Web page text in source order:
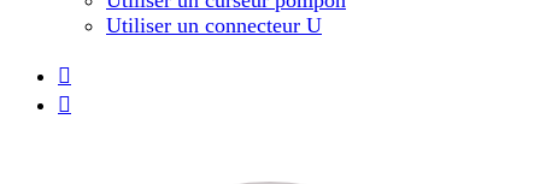
Utiliser un connecteur U